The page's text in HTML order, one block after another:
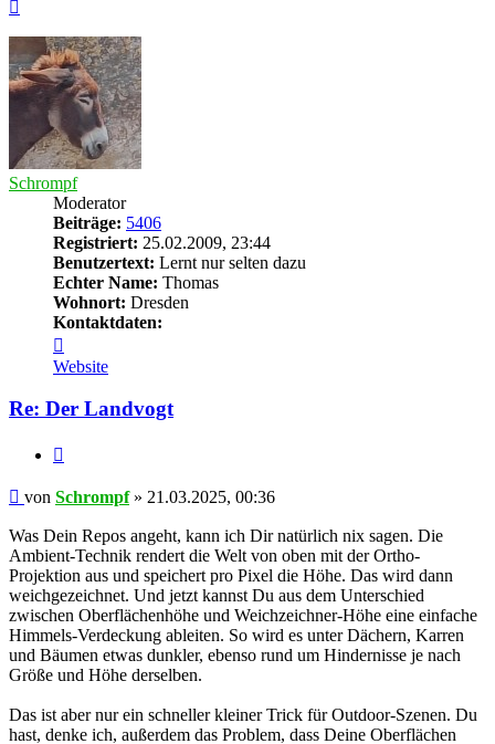
Schrompf
Moderator
Beiträge: 5406
Registriert: 25.02.2009, 23:44
Benutzertext: Lernt nur selten dazu
Echter Name: Thomas
Wohnort: Dresden
Kontaktdaten:
von
Schrompf
Website
Re: Der Landvogt
Beitrag
von Schrompf» 21.03.2025, 00:36
Was Dein Repos angeht, kann ich Dir natürlich nix sagen. Die
Ambient-Technik rendert die Welt von oben mit der Ortho-
Projektion aus und speichert pro Pixel die Höhe. Das wird dann
weichgezeichnet. Und jetzt kannst Du aus dem Unterschied
zwischen Oberflächenhöhe und Weichzeichner-Höhe eine einfache
Himmels-Verdeckung ableiten. So wird es unter Dächern, Karren
und Bäumen etwas dunkler, ebenso rund um Hindernisse je nach
Größe und Höhe derselben.
Das ist aber nur ein schneller kleiner Trick für Outdoor-Szenen. Du
hast, denke ich, außerdem das Problem, dass Deine Oberflächen